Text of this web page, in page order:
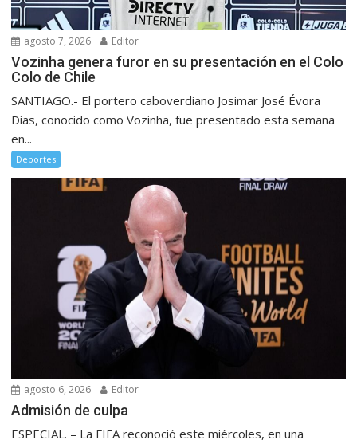
agosto 7, 2026 Editor
Vozinha genera furor en su presentación en el Colo
Colo de Chile
SANTIAGO.- El portero caboverdiano Josimar José Évora
Dias, conocido como Vozinha, fue presentado esta semana
en...
Deportes
agosto 6, 2026 Editor
Admisión de culpa
ESPECIAL. – La FIFA reconoció este miércoles, en una